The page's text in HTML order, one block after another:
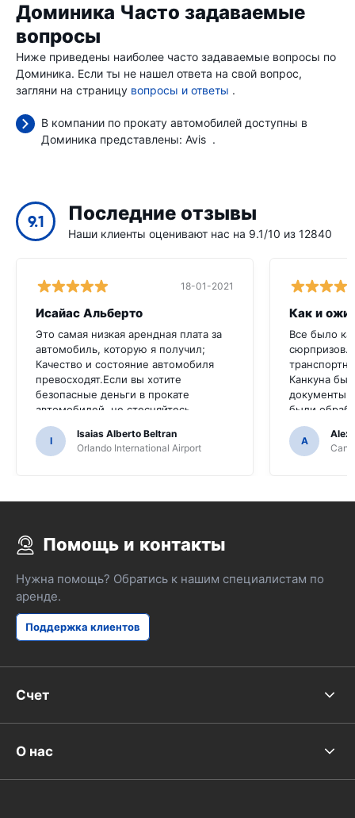
Доминика Часто задаваемые
вопросы
Ниже приведены наиболее часто задаваемые вопросы по
Доминика. Если ты не нашел ответа на свой вопрос,
загляни на страницу вопросы и ответы .
В компании по прокату автомобилей доступны в
Доминика представлены: Avis .
9.1 Последние отзывы
Наши клиенты оценивают нас на 9.1/10 из 12840
18-01-2021
Исайас Альберто
Это самая низкая арендная плата за
автомобиль, которую я получил;
Качество и состояние автомобиля
превосходят.Если вы хотите
безопасные деньги в прокате
автомобилей, не стесняйтесь
обращаться к ним
I
Isaias Alberto Beltran
Orlando International Airport
Как и
Все было
Канкуна
документы
были
A
Alex
Помощь и контакты
Нужна помощь? Обратись к нашим специалистам по
аренде.
Поддержка клиентов
Счет
О нас